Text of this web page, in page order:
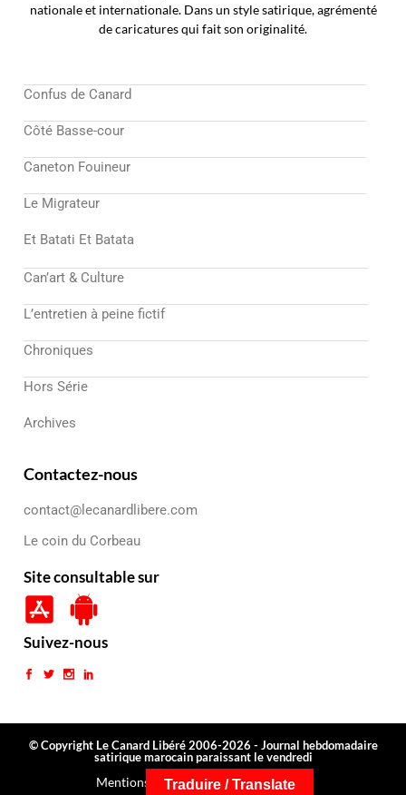
nationale et internationale. Dans un style satirique, agrémenté
de caricatures qui fait son originalité.
Confus de Canard
Côté Basse-cour
Caneton Fouineur
Le Migrateur
Et Batati Et Batata
Can’art & Culture
L’entretien à peine fictif
Chroniques
Hors Série
Archives
Contactez-nous
contact@lecanardlibere.com
Le coin du Corbeau
Site consultable sur
Suivez-nous
© Copyright Le Canard Libéré 2006-2026 - Journal hebdomadaire
satirique marocain paraissant le vendredi
Mentions légalesConditions générales
Traduire / Translate